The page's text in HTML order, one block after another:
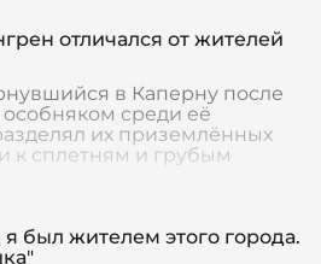
отличался от жителей
в Каперну после
среди её
их приземлённых
к сплетням и грубым
был жителем этого города.